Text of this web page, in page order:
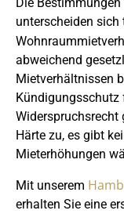
Die
unterscheiden
abweichend
Mietverhältnissen
Kündigungsschutz
Widerspruchsrecht
Härte zu, es gibt
Mieterhöhungen
Mit unserem
erhalten Sie eine